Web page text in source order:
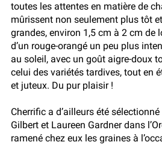
toutes les attentes en matière de
mûrissent non seulement plus tôt
grandes, environ 1,5 cm à 2 cm de
d’un rouge-orangé un peu plus
au soleil, avec un goût aigre-doux
celui des variétés tardives, tout en
et juteux. Du pur plaisir !
Cherrific a d’ailleurs été
Gilbert et Laureen Gardner dans
ramené chez eux les graines à